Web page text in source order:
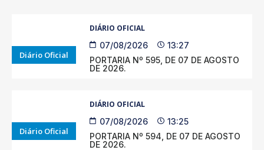
Diário Oficial
DIÁRIO OFICIAL
07/08/2026
13:27
PORTARIA Nº 595, DE 07 DE AGOSTO
DE 2026.
Diário Oficial
DIÁRIO OFICIAL
07/08/2026
13:25
PORTARIA Nº 594, DE 07 DE AGOSTO
DE 2026.